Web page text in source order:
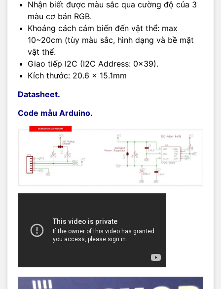
Nhận biết được màu sắc qua cường độ của 3
màu cơ bản RGB.
Khoảng cách cảm biến đến vật thể: max
10~20cm (tùy màu sắc, hình dạng và bề mặt
vật thể.
Giao tiếp I2C (I2C Address: 0x39).
Kích thước: 20.6 x 15.1mm
Datasheet.
Code mẫu Arduino.